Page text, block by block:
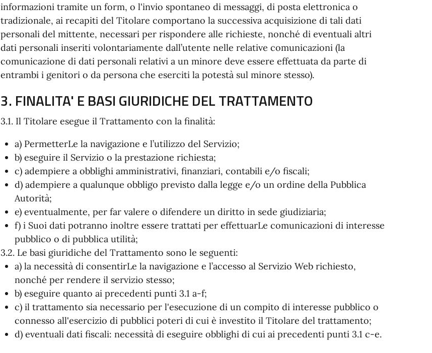
informazioni tramite un form, o l'invio spontaneo di messaggi, di posta elettronica o
tradizionale, ai recapiti del Titolare comportano la successiva acquisizione di tali dati
personali del mittente, necessari per rispondere alle richieste, nonché di eventuali altri
dati personali inseriti volontariamente dall’utente nelle relative comunicazioni (la
comunicazione di dati personali relativi a un minore deve essere effettuata da parte di
entrambi i genitori o da persona che eserciti la potestà sul minore stesso).
3. FINALITA' E BASI GIURIDICHE DEL TRATTAMENTO
3.1. Il Titolare esegue il Trattamento con la finalità:
a) PermetterLe la navigazione e l’utilizzo del Servizio;
b) eseguire il Servizio o la prestazione richiesta;
c) adempiere a obblighi amministrativi, finanziari, contabili e/o fiscali;
d) adempiere a qualunque obbligo previsto dalla legge e/o un ordine della Pubblica
Autorità;
e) eventualmente, per far valere o difendere un diritto in sede giudiziaria;
f) i Suoi dati potranno inoltre essere trattati per effettuarLe comunicazioni di interesse
pubblico o di pubblica utilità;
3.2. Le basi giuridiche del Trattamento sono le seguenti:
a) la necessità di consentirLe la navigazione e l’accesso al Servizio Web richiesto,
nonché per rendere il servizio stesso;
b) eseguire quanto ai precedenti punti 3.1 a-f;
c) il trattamento sia necessario per l'esecuzione di un compito di interesse pubblico o
connesso all'esercizio di pubblici poteri di cui è investito il Titolare del trattamento;
d) eventuali dati fiscali: necessità di eseguire obblighi di cui ai precedenti punti 3.1 c-e.